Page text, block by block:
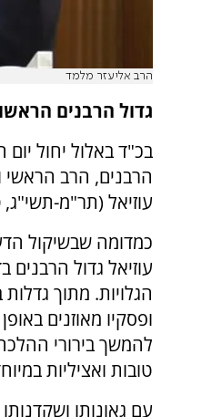
הרב אליעזר מלמד
גדול הרבנים
בכ"ד באלול יחול
הרבנים, הרב הראשי
עוזיאל (תר"מ-תשי"ג, 1953-1880).
כמדומה שבשיקול
עוזיאל גדול הרבנים
הגלויות. מתוך
ופסקיו מאוזנים
להמשך בירורי
טובות ואציליות
עם גאונותו